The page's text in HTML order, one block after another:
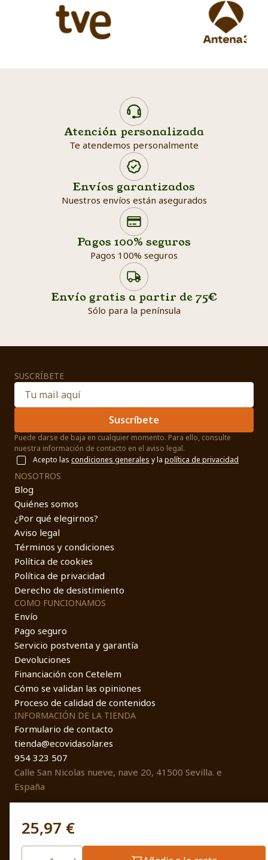
25,97 €
Atención personalizada
Te atendemos personalmente
Envíos garantizados
Nuestros envíos están asegurados
Pagos 100% seguros
Pagos 100% seguros
Envío gratis a partir de 75€
Sólo para la península
Search products
SUSCRÍBETE
Suscríbete
Puede darse de baja en cualquier momento. Para ello, consulte
nuestra información de contacto en el aviso legal.
Acepto las condiciones generales y la política de privacidad
NOSOTROS
Blog
Quiénes somos
¿Por qué elegirnos?
Aviso legal
Términos y condiciones
Política de cookies
Política de privacidad
Derecho de desistimiento
COMO FUNCIONAMOS
Envío
Pago seguro
Servicio postventa y garantía
Devoluciones
Financiación con Cetelem
Cómo se validan las opiniones
Proceso de calidad de contenidos
INFORMACIÓN DE LA TIENDA
Formulario de contacto
tienda@ecovidasolar.es
954 323 507
Calle San Nicolas nueve, nave 20, 41500 Sevilla. e
España
© EcovidaSolar 2026